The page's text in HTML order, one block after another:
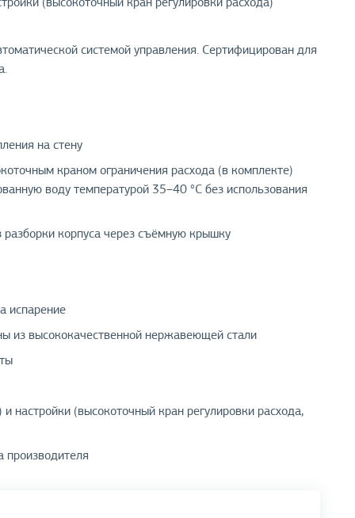
системой управления. Сертифицирован для
на стену
краном ограничения расхода (в комплекте)
воду температурой 35–40 °С без использования
корпуса через съёмную крышку
испарение
из высококачественной нержавеющей стали
настройки (высокоточный кран регулировки расхода,
производителя